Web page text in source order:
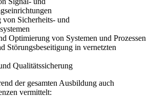
Sicherheits- und
Optimierung von Systemen und Prozessen
Störungsbeseitigung in vernetzten
Qualitätssicherung
der gesamten Ausbildung auch
vermittelt: